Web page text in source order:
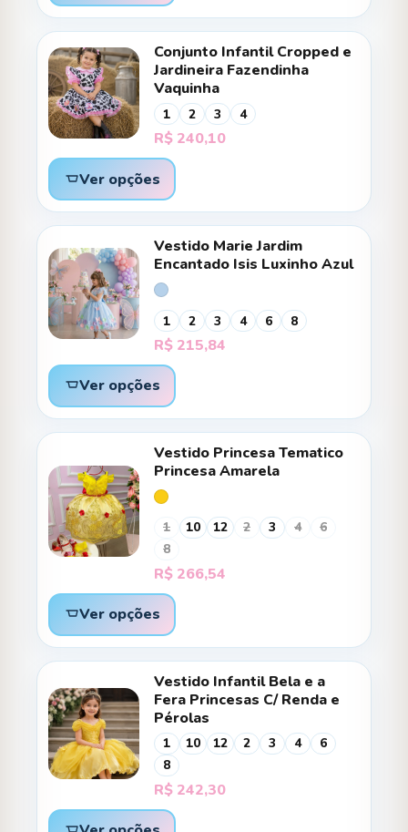
Conjunto Infantil Cropped e
Jardineira Fazendinha
Vaquinha
1 2 3 4
R$ 240,10
Ver opções
Vestido Marie Jardim
Encantado Isis Luxinho Azul
1 2 3 4 6 8
R$ 215,84
Ver opções
Vestido Princesa Tematico
Princesa Amarela
1 10 12 2 3 4
6
8
R$ 266,54
Ver opções
Vestido Infantil Bela e a
Fera Princesas C/ Renda e
Pérolas
1 10 12 2 3 4
6
8
R$ 242,30